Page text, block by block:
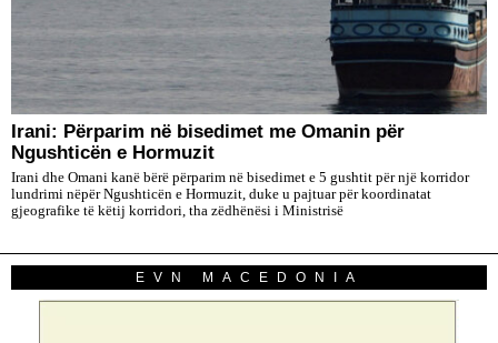
Irani: Përparim në bisedimet me Omanin për
Ngushticën e Hormuzit
Irani dhe Omani kanë bërë përparim në bisedimet e 5 gushtit për një korridor
lundrimi nëpër Ngushticën e Hormuzit, duke u pajtuar për koordinatat
gjeografike të këtij korridori, tha zëdhënësi i Ministrisë
EVN MACEDONIA